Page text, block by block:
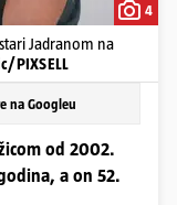
4
Jadranom na
PIXSELL
na Googleu
od 2002.
a on 52.